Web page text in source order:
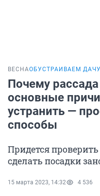
ВЕСНАОБУСТРАИВАЕМ ДАЧУ
Почему рассада
основные
устранить —
способы
Придется
сделать посадки
15 марта 2023, 14:32 4 536